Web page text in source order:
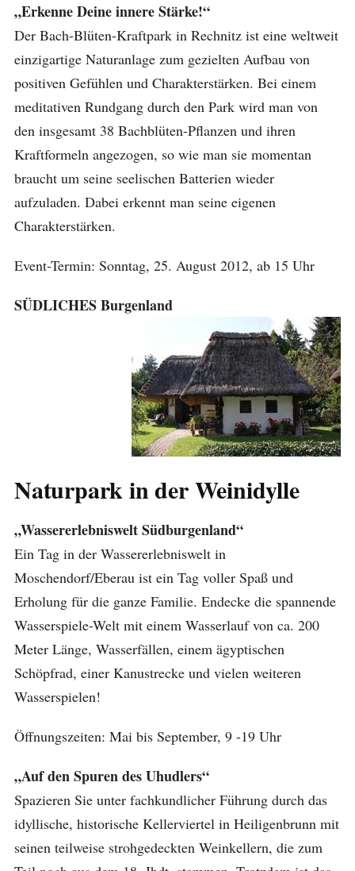
„Erkenne Deine innere Stärke!“
Der Bach-Blüten-Kraftpark in Rechnitz ist eine weltweit
einzigartige Naturanlage zum gezielten Aufbau von
positiven Gefühlen und Charakterstärken. Bei einem
meditativen Rundgang durch den Park wird man von
den insgesamt 38 Bachblüten-Pflanzen und ihren
Kraftformeln angezogen, so wie man sie momentan
braucht um seine seelischen Batterien wieder
aufzuladen. Dabei erkennt man seine eigenen
Charakterstärken.
Event-Termin: Sonntag, 25. August 2012, ab 15 Uhr
SÜDLICHES Burgenland
Naturpark in der Weinidylle
„Wassererlebniswelt Südburgenland“
Ein Tag in der Wassererlebniswelt in
Moschendorf/Eberau ist ein Tag voller Spaß und
Erholung für die ganze Familie. Endecke die spannende
Wasserspiele-Welt mit einem Wasserlauf von ca. 200
Meter Länge, Wasserfällen, einem ägyptischen
Schöpfrad, einer Kanustrecke und vielen weiteren
Wasserspielen!
Öffnungszeiten: Mai bis September, 9 -19 Uhr
„Auf den Spuren des Uhudlers“
Spazieren Sie unter fachkundlicher Führung durch das
idyllische, historische Kellerviertel in Heiligenbrunn mit
seinen teilweise strohgedeckten Weinkellern, die zum